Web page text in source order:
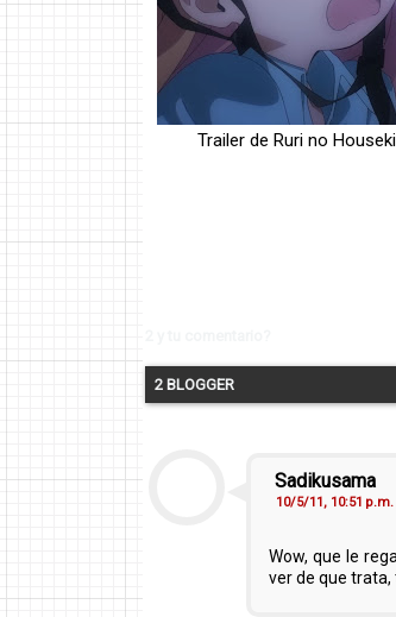
Trailer de Ruri no Houseki
2 BLOGGER
Sadikusama
10/5/11, 10:51 p.m.
Wow, que le
ver de que